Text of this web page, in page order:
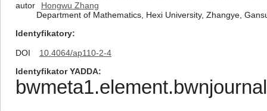
autor
Hongwu Zhang
Department of Mathematics, Hexi University, Zhangye,
Identyfikatory
DOI
10.4064/ap110-2-4
Identyfikator YADDA